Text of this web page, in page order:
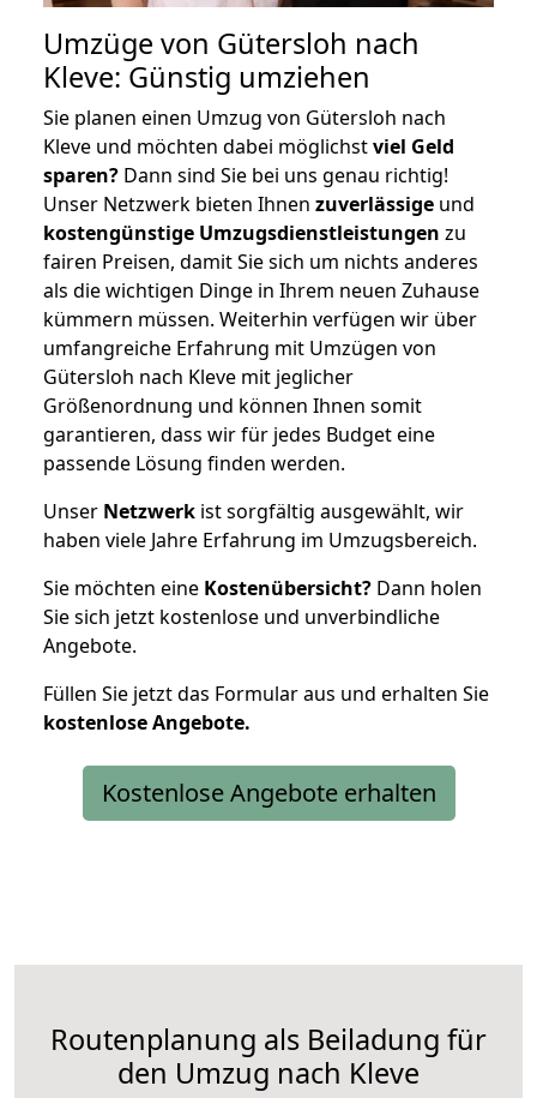
Umzüge von Gütersloh nach
Kleve: Günstig umziehen
Sie planen einen Umzug von Gütersloh nach
Kleve und möchten dabei möglichstviel Geld
sparen? Dann sind Sie bei uns genau richtig!
Unser Netzwerk bieten Ihnen zuverlässige und
kostengünstige Umzugsdienstleistungen zu
fairen Preisen, damit Sie sich um nichts anderes
als die wichtigen Dinge in Ihrem neuen Zuhause
kümmern müssen. Weiterhin verfügen wir über
umfangreiche Erfahrung mit Umzügen von
Gütersloh nach Kleve mit jeglicher
Größenordnung und können Ihnen somit
garantieren, dass wir für jedes Budget eine
passende Lösung finden werden.
Unser Netzwerk ist sorgfältig ausgewählt, wir
haben viele Jahre Erfahrung im Umzugsbereich.
Sie möchten eine Kostenübersicht? Dann holen
Sie sich jetzt kostenlose und unverbindliche
Angebote.
Füllen Sie jetzt das Formular aus und erhalten Sie
kostenloseAngebote.
Kostenlose Angebote erhalten
Routenplanung als Beiladung für
den Umzug nach Kleve